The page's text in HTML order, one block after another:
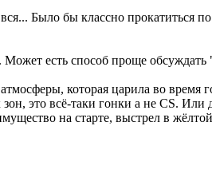
Было бы классно прокатиться по
Может есть способ проще
которая царила во
это всё-таки гонки а не CS.
на старте, выстрел в